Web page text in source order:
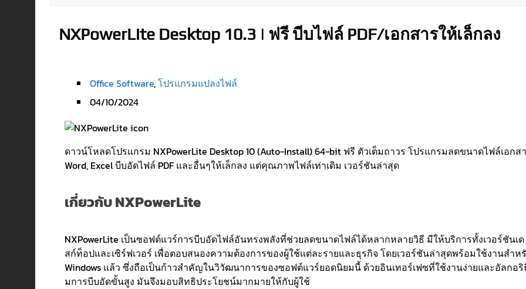
NXPowerLite Desktop 10.3 | ฟรี บีบไฟล์ PDF/เอกสารให้เล็กลง
Office Software,โปรแกรมแปลงไฟล์
04/10/2024
ดาวน์โหลดโปรแกรม NXPowerLite Desktop 10 (Auto-Install) 64-bit ฟรี ตัวเต็มถาวร โปรแกรมลดขนาดไฟล์เอกส
Word, Excel บีบอัดไฟล์ PDF และอื่นๆให้เล็กลง แต่คุณภาพไฟล์เท่าเดิม เวอร์ชันล่าสุด
เกี่ยวกับ NXPowerLite
NXPowerLite เป็นซอฟต์แวร์การบีบอัดไฟล์อันทรงพลังที่ช่วยลดขนาดไฟล์ได้หลากหลายวิธี มีให้บริการทั้งเวอร์ชันเด
สก์ท็อปและเซิร์ฟเวอร์ เพื่อตอบสนองความต้องการของผู้ใช้แต่ละรายและธุรกิจ โดยเวอร์ชันล่าสุดพร้อมใช้งานสำห
Windows แล้ว ซึ่งถือเป็นก้าวสำคัญในวิวัฒนาการของซอฟต์แวร์ยอดนิยมนี้ ด้วยอินเทอร์เฟซที่ใช้งานง่ายและอัลกอริ
มการบีบอัดขั้นสูง มันจึงมอบสิทธิประโยชน์มากมายให้กับผู้ใช้